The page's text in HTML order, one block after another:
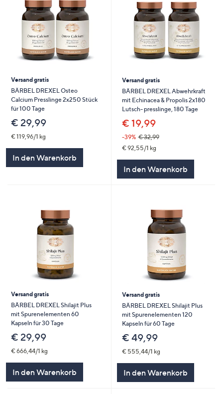
Versand gratis
BÄRBEL DREXEL Osteo
Calcium Presslinge 2x250 Stück
für 100 Tage
€ 29,99
€ 119,96/1 kg
In den Warenkorb
Versand gratis
BÄRBEL DREXEL Abwehrkraft
mit Echinacea & Propolis 2x180
Lutsch- presslinge, 180 Tage
€ 19,99
-39% € 32,99
€ 92,55/1 kg
In den Warenkorb
Versand gratis
BÄRBEL DREXEL Shilajit Plus
mit Spurenelementen 60
Kapseln für 30 Tage
€ 29,99
€ 666,44/1 kg
In den Warenkorb
Versand gratis
BÄRBEL DREXEL Shilajit Plus
mit Spurenelementen 120
Kapseln für 60 Tage
€ 49,99
€ 555,44/1 kg
In den Warenkorb